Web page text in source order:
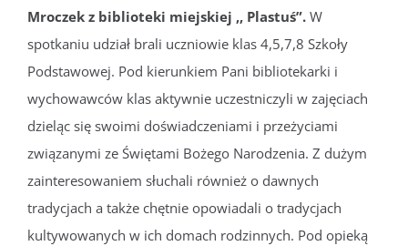
Mroczek z biblioteki miejskiej ,, Plastuś”. W
spotkaniu udział brali uczniowie klas 4,5,7,8 Szkoły
Podstawowej. Pod kierunkiem Pani bibliotekarki i
wychowawców klas aktywnie uczestniczyli w zajęciach
dzieląc się swoimi doświadczeniami i przeżyciami
związanymi ze Świętami Bożego Narodzenia. Z dużym
zainteresowaniem słuchali również o dawnych
tradycjach a także chętnie opowiadali o tradycjach
kultywowanych w ich domach rodzinnych. Pod opieką